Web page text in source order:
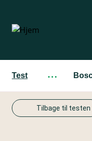
hovedindhold
Test ···
Tilbage til testen